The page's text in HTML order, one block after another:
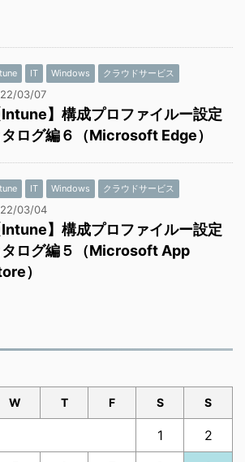
IT Windows クラウドサービス
03/07
Intune】構成プロファイルー設定
タログ編６（Microsoft Edge）
IT Windows クラウドサービス
03/04
Intune】構成プロファイルー設定
タログ編５（Microsoft App
）
W T F S S
1 2